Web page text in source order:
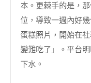
本。更棘手的是，
位，導致一週內好
蛋糕照片，開始在
變難吃了」。平台
下水。